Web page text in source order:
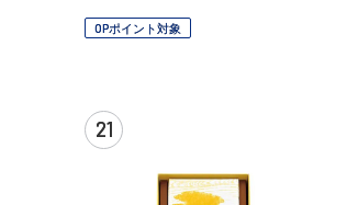
OPポイント対象
21